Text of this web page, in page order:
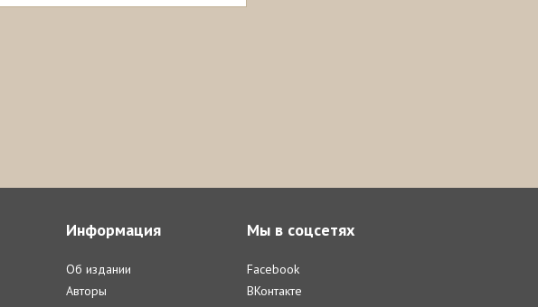
Информация
Об издании
Авторы
Мы в соцсетях
Facebook
ВКонтакте